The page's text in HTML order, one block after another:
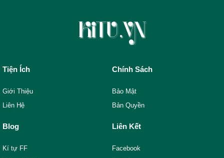
Tiện Ích
Giới Thiệu
Liên Hệ
Chính Sách
Bảo Mật
Bản Quyền
Blog
Kí tự FF
Liên Kết
Facebook